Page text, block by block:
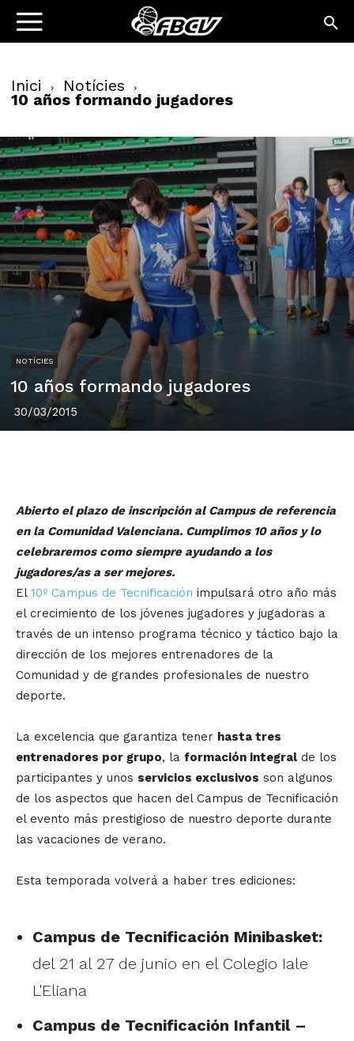
Inici Notícies
10 años formando jugadores
NOTÍCIES
10 años formando jugadores
30/03/2015
Abierto el plazo de inscripción al Campus de referencia
en la Comunidad Valenciana. Cumplimos 10 años y lo
celebraremos como siempre ayudando a los
jugadores/as a ser mejores.
El 10º Campus de Tecnificación impulsará otro año más
el crecimiento de los jóvenes jugadores y jugadoras a
través de un intenso programa técnico y táctico bajo la
dirección de los mejores entrenadores de la
Comunidad y de grandes profesionales de nuestro
deporte.
La excelencia que garantiza tener hasta tres
entrenadores por grupo, la formación integral de los
participantes y unos servicios exclusivos son algunos
de los aspectos que hacen del Campus de Tecnificación
el evento más prestigioso de nuestro deporte durante
las vacaciones de verano.
Esta temporada volverá a haber tres ediciones:
Campus de Tecnificación Minibasket:
del 21 al 27 de junio en el Colegio Iale
L'Eliana
Campus de Tecnificación Infantil –